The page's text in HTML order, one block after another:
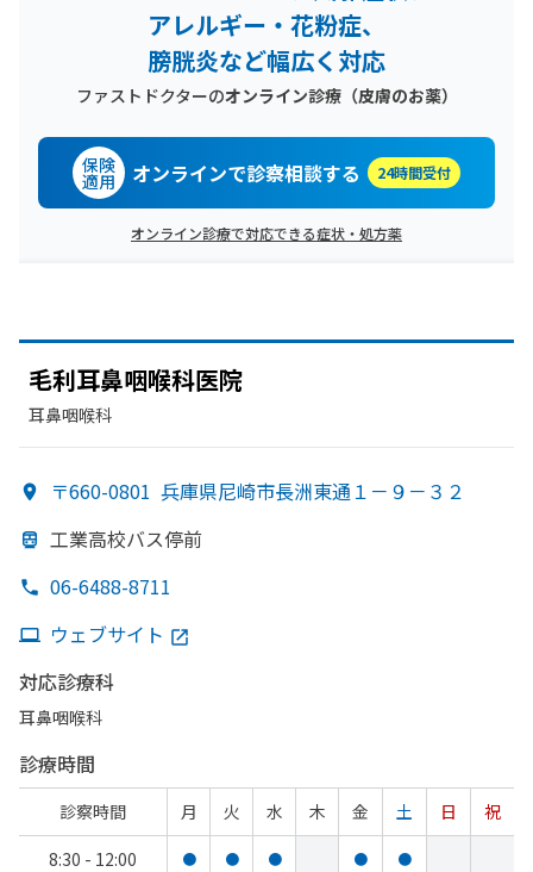
アレルギー・花粉症、
膀胱炎など幅広く対応
ファストドクターのオンライン診療（皮膚のお薬）
保険
適用 オンラインで診察相談する 24時間受付
オンライン診療で対応できる症状・処方薬
毛利耳鼻咽喉科医院
耳鼻咽喉科
〒660-0801 兵庫県尼崎市長洲東通１－９－３２
工業高校バス停前
06-6488-8711
ウェブサイト
対応診療科
耳鼻咽喉科
診療時間
診察時間 月 火 水 木 金 土 日
祝
8:30 - 12:00
● ● ● ● ●